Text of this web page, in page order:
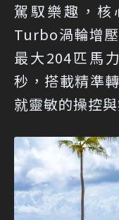
駕馭樂趣，
Turbo渦輪增
最大204匹馬
秒，搭載精準
就靈敏的操控